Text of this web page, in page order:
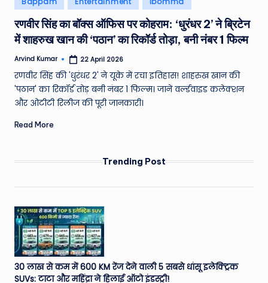
e
a
t
h
er
,
T
c
h
&
M
o
vi
in
रणवीर सिंह का बॉक्स ऑफिस पर कोहराम: ‘धुरंधर 2’ ने ब्रिटेन
में शाहरुख खान की ‘पठान’ का रिकॉर्ड तोड़ा, बनी नंबर 1 फिल्म
Posted
Arvind Kumar 22 April 2026
रणवीर सिंह की 'धुरंधर 2' ने यूके में रचा इतिहास! शाहरुख खान की
'पठान' का रिकॉर्ड तोड़ बनी नंबर 1 फिल्म। जानें वर्ल्डवाइड कलेक्शन
और ओटीटी रिलीज की पूरी जानकारी।
Read More
Trending Post
30 लाख से कम में 600 KM रेंज देने वाली 5 सबसे धांसू इलेक्ट्रिक
SUVs: टाटा और महिंद्रा ने हिलाई ऑटो इंडस्ट्री!